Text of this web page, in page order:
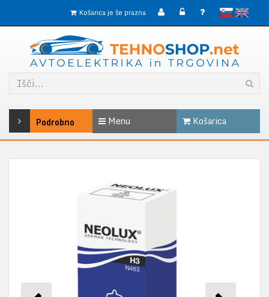
slovenskoEnglish
Košarica je še prazna
Podrobno Menu Košarica